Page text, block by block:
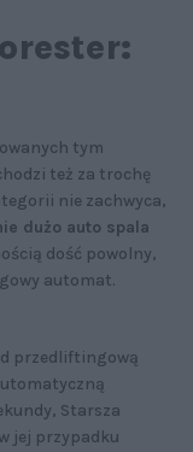
tym
też za trochę
nie zachwyca,
dużo auto spala
dość powolny,
automat.
przedliftingową
Starsza
jej przypadku